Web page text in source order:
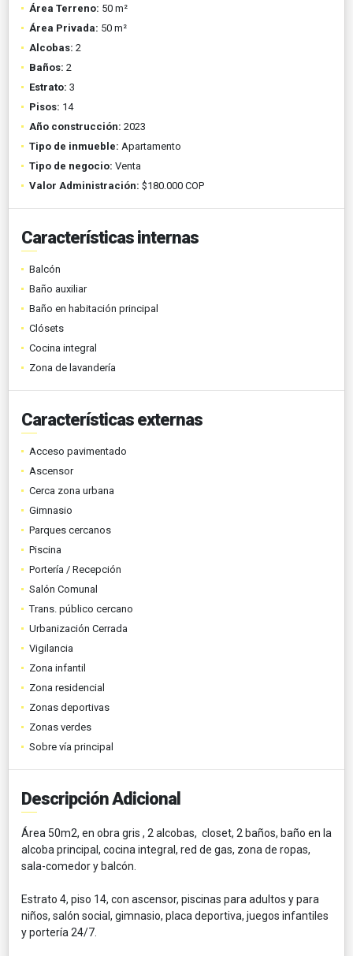
Área Terreno: 50 m²
Área Privada: 50 m²
Alcobas: 2
Baños: 2
Estrato: 3
Pisos: 14
Año construcción: 2023
Tipo de inmueble: Apartamento
Tipo de negocio: Venta
Valor Administración: $180.000 COP
Características internas
Balcón
Baño auxiliar
Baño en habitación principal
Clósets
Cocina integral
Zona de lavandería
Características externas
Acceso pavimentado
Ascensor
Cerca zona urbana
Gimnasio
Parques cercanos
Piscina
Portería / Recepción
Salón Comunal
Trans. público cercano
Urbanización Cerrada
Vigilancia
Zona infantil
Zona residencial
Zonas deportivas
Zonas verdes
Sobre vía principal
Descripción Adicional
Área 50m2, en obra gris , 2 alcobas, closet, 2 baños, baño en la
alcoba principal, cocina integral, red de gas, zona de ropas,
sala-comedor y balcón.
Estrato 4, piso 14, con ascensor, piscinas para adultos y para
niños, salón social, gimnasio, placa deportiva, juegos infantiles
y portería 24/7.